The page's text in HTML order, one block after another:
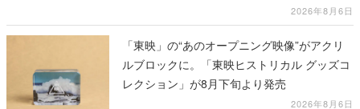
2026年8月6日
「東映」の“あのオープニング映像”がアクリ
ルブロックに。「東映ヒストリカル グッズコ
レクション」が8月下旬より発売
2026年8月6日